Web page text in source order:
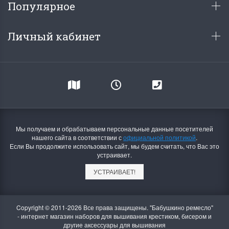
Популярное
Личный кабинет
Мы получаем и обрабатываем персональные данные посетителей
нашего сайта в соответствии софициальной политикой.
Если Вы продолжите использовать сайт, мы будем считать, что Вас это
устраивает.
УСТРАИВАЕТ!
Copyright © 2011-2026 Все права защищены. "Бабушкино ремесло"
- интернет магазин наборов для вышивания крестиком, бисером и
другие аксессуары для вышивания